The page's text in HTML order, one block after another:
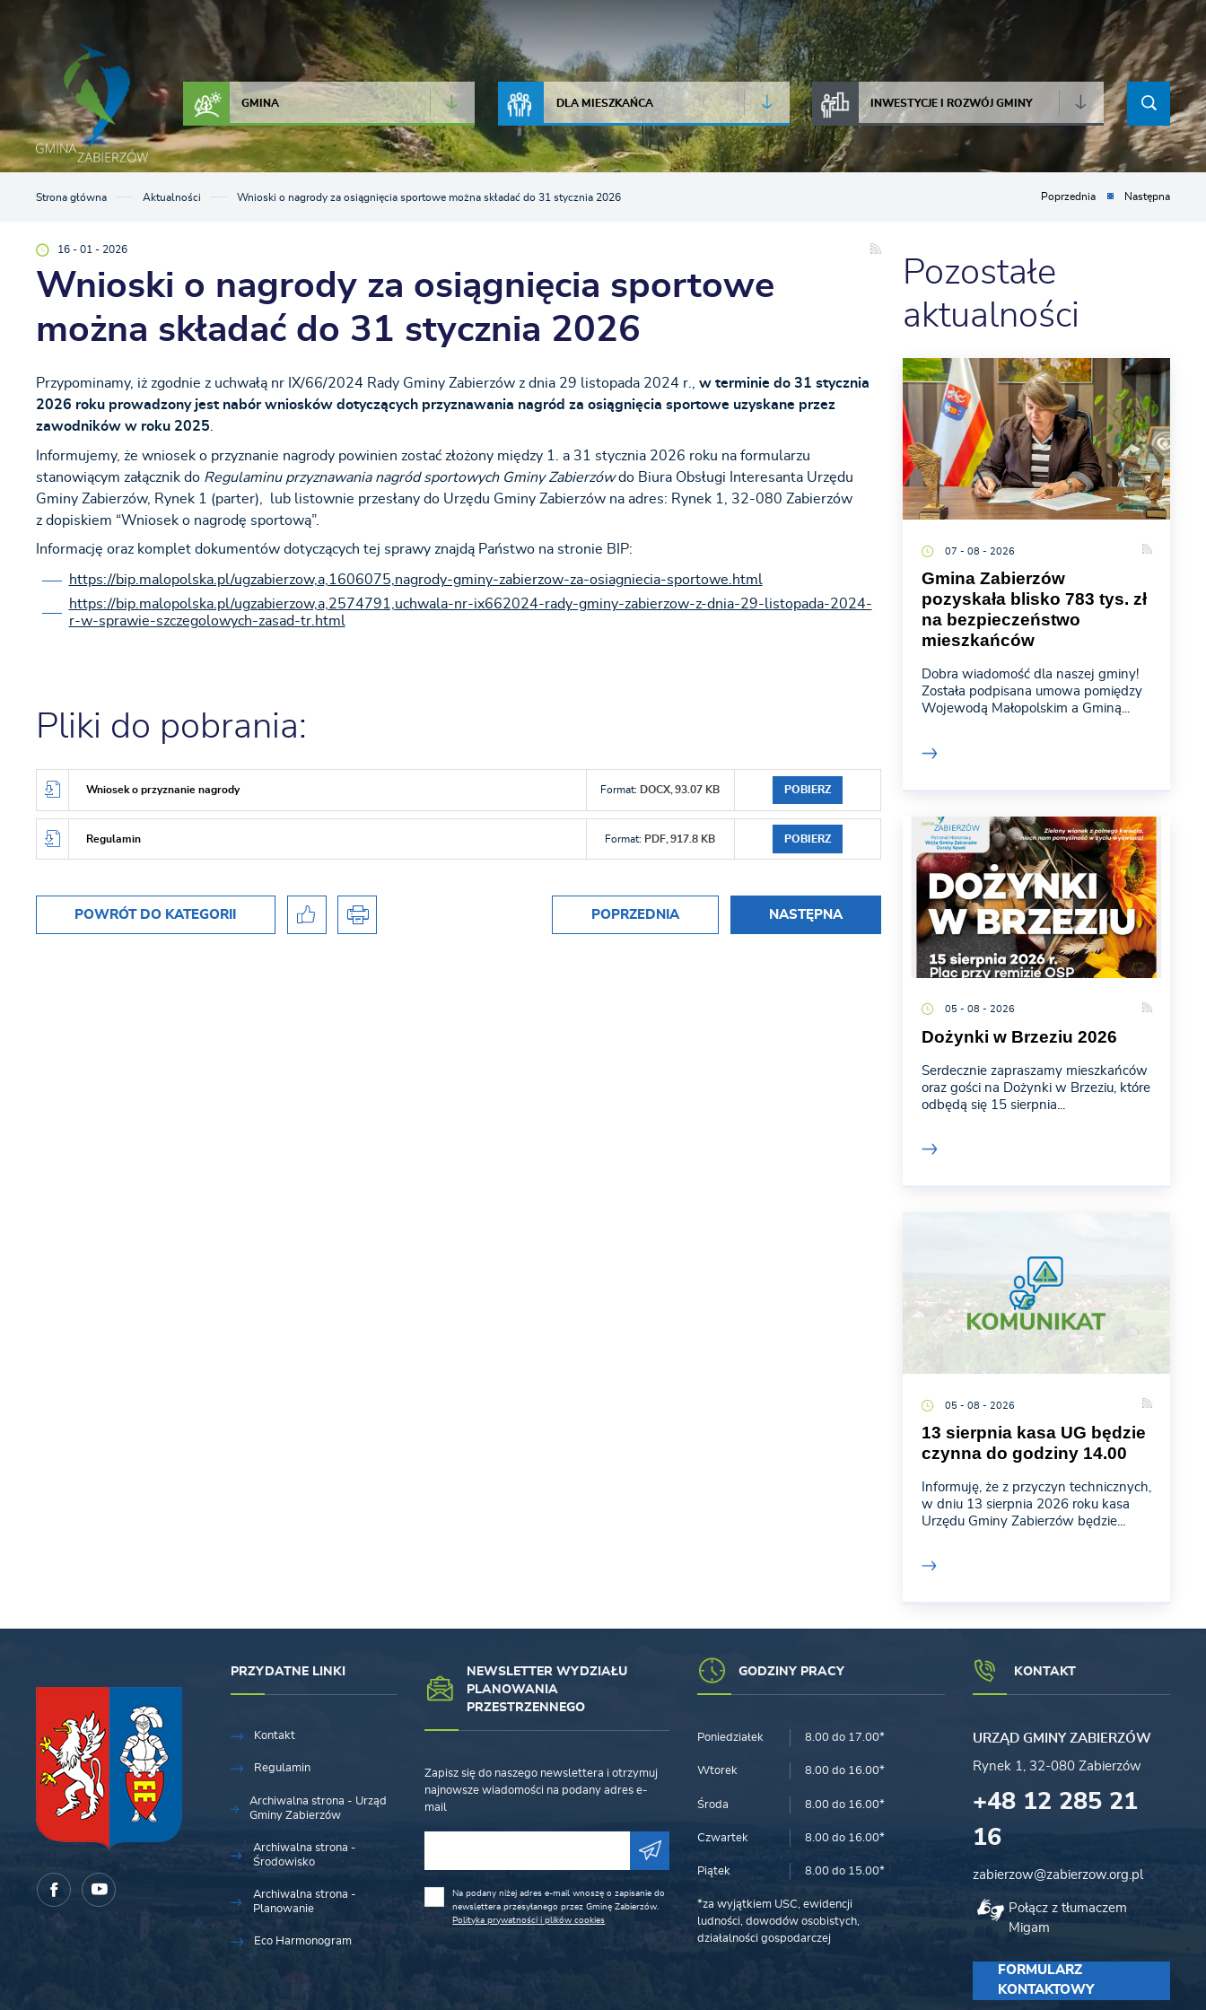
Przejdź do menu.
Przejdź do wyszukiwarki.
Przejdź do treści.
Przejdź do ustawień wielkości czcionki.
Włącz wersję kontrastową strony.
JAKOŚĆ POWIETRZA
GMINA DLA MIESZKAŃCA INWESTYCJE I ROZWÓJ GMINY
Strona główna Aktualności Wnioski o nagrody za osiągnięcia sportowe można składać do 31 stycznia 2026 Poprzednia Następna
16 - 01 - 2026
Wnioski o nagrody za osiągnięcia sportowe
można składać do 31 stycznia 2026
Przypominamy, iż zgodnie z uchwałą nr IX/66/2024 Rady Gminy Zabierzów z dnia 29 listopada 2024 r., w terminie do 31 stycznia
2026 roku prowadzony jest nabór wniosków dotyczących przyznawania nagród za osiągnięcia sportowe uzyskane przez
zawodników w roku 2025
Informujemy, że wniosek o przyznanie nagrody powinien zostać złożony między 1. a 31 stycznia 2026 roku na formularzu
stanowiącym załącznik do Regulaminu przyznawania nagród sportowych Gminy Zabierzówdo Biura Obsługi Interesanta Urzędu
Gminy Zabierzów, Rynek 1 (parter), lub listownie przesłany do Urzędu Gminy Zabierzów na adres: Rynek 1, 32-080 Zabierzów
z dopiskiem “Wniosek o nagrodę sportową”.
Informację oraz komplet dokumentów dotyczących tej sprawy znajdą Państwo na stronie BIP:
https://bip.malopolska.pl/ugzabierzow,a,1606075,nagrody-gminy-zabierzow-za-osiagniecia-sportowe.html
https://bip.malopolska.pl/ugzabierzow,a,2574791,uchwala-nr-ix662024-rady-gminy-zabierzow-z-dnia-29-listopada-2024-
r-w-sprawie-szczegolowych-zasad-tr.html
Pliki do pobrania:
Wniosek o przyznanie nagrody Format: DOCX, 93.07 KB POBIERZ
Regulamin Format: PDF, 917.8 KB POBIERZ
POWRÓT DO KATEGORII POPRZEDNIA NASTĘPNA
Pozostałe
aktualności
07 - 08 - 2026
Gmina Zabierzów
pozyskała blisko 783 tys. zł
na bezpieczeństwo
mieszkańców
Dobra wiadomość dla naszej gminy!
Została podpisana umowa pomiędzy
Wojewodą Małopolskim a Gminą...
05 - 08 - 2026
Dożynki w Brzeziu 2026
Serdecznie zapraszamy mieszkańców
oraz gości na Dożynki w Brzeziu, które
odbędą się 15 sierpnia...
05 - 08 - 2026
13 sierpnia kasa UG będzie
czynna do godziny 14.00
Informuję, że z przyczyn technicznych,
w dniu 13 sierpnia 2026 roku kasa
Urzędu Gminy Zabierzów będzie...
PRZYDATNE LINKI
Kontakt
Regulamin
Archiwalna strona - Urząd
Gminy Zabierzów
Archiwalna strona -
Środowisko
Archiwalna strona -
Planowanie
Eco Harmonogram
NEWSLETTER WYDZIAŁU
PLANOWANIA
PRZESTRZENNEGO
Zapisz się do naszego newslettera i otrzymuj
najnowsze wiadomości na podany adres e-
mail
Na podany niżej adres e-mail wnoszę o zapisanie do
newslettera przesyłanego przez Gminę Zabierzów.
Polityka prywatności i plików cookies
GODZINY PRACY
Poniedziałek 8.00 do 17.00*
Wtorek 8.00 do 16.00*
Środa 8.00 do 16.00*
Czwartek 8.00 do 16.00*
Piątek 8.00 do 15.00*
*za wyjątkiem USC, ewidencji
ludności, dowodów osobistych,
działalności gospodarczej
KONTAKT
URZĄD GMINY ZABIERZÓW
Rynek 1, 32-080 Zabierzów
+48 12 285 21
16
zabierzow@zabierzow.org.pl
Połącz z tłumaczem
Migam
FORMULARZ
KONTAKTOWY